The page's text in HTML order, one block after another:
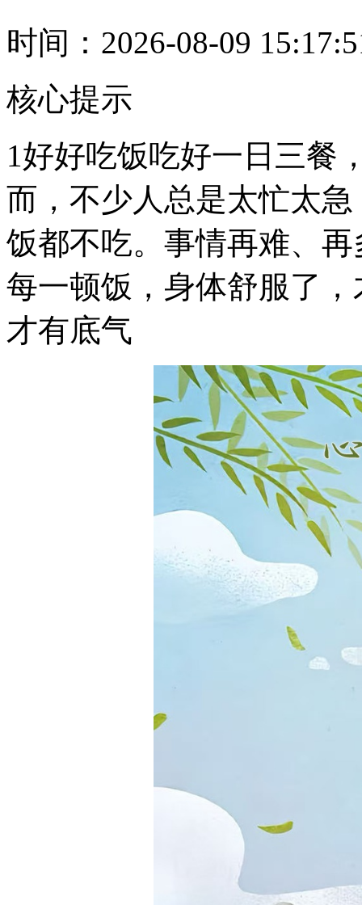
时间：2026-08-09
核心提示
1好好吃饭吃好一日三餐
而，不少人总是太忙太
饭都不吃。事情再难、
每一顿饭，身体舒服了
才有底气